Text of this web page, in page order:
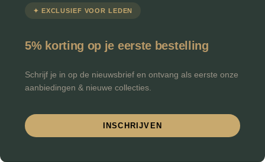
✦ EXCLUSIEF VOOR LEDEN
5% korting op je eerste bestelling
Schrijf je in op de nieuwsbrief en ontvang als eerste onze
aanbiedingen & nieuwe collecties.
INSCHRIJVEN